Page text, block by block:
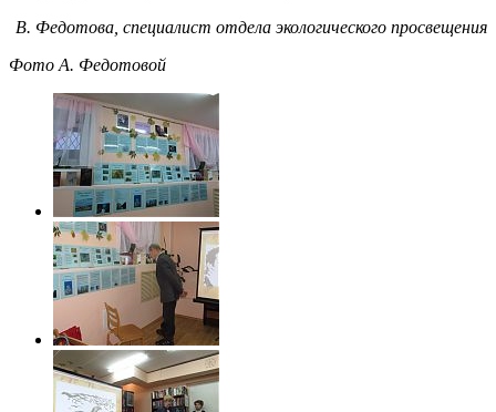
В. Федотова, специалист отдела экологического просвещения
Фото А. Федотовой